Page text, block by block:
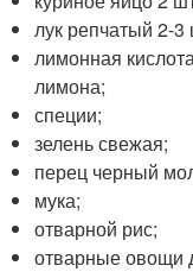
лук репчатый 2-3
лимонная
лимона;
специи;
зелень свежая;
перец черный
мука;
отварной рис;
отварные овощи